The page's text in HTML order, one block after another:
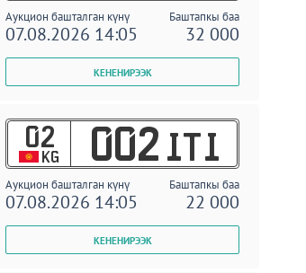
Аукцион башталган күнү Баштапкы баа
07.08.2026 14:05 32 000
02
KG 002 ITI
Аукцион башталган күнү Баштапкы баа
07.08.2026 14:05 22 000